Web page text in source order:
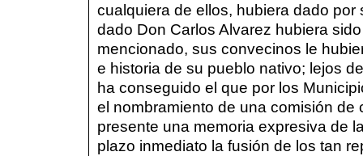
cualquiera de ellos, hubiera dado
dado Don Carlos Alvarez hubiera
mencionado, sus convecinos le
e historia de su pueblo nativo; lejos
ha conseguido el que por los
el nombramiento de una comisión
presente una memoria expresiva de
plazo inmediato la fusión de los tan